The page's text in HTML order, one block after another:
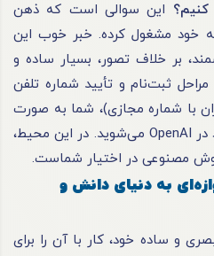
کنیم؟ این سوالی است که ذهن
به خود مشغول کرده. خبر خوب این
بر خلاف تصور، بسیار ساده و
ثبت‌نام و تأیید شماره تلفن
با شماره مجازی)، شما به صورت
خودکار وارد حساب کاربری خود در OpenAI می‌شوید. در این محیط،
هوش مصنوعی در اختیار شماست.
به دنیای دانش و
و ساده خود، کار با آن را برای